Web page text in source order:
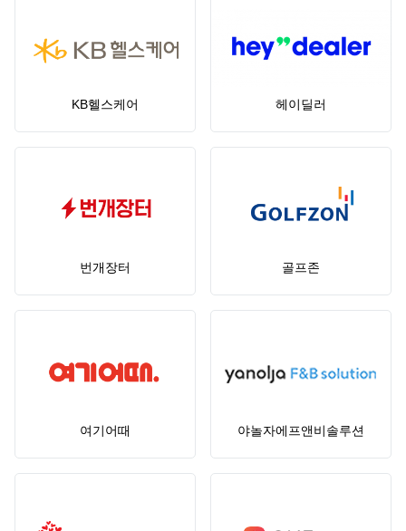
KB헬스케어 헤이딜러
번개장터 골프존
여기어때 야놀자에프앤비솔루션